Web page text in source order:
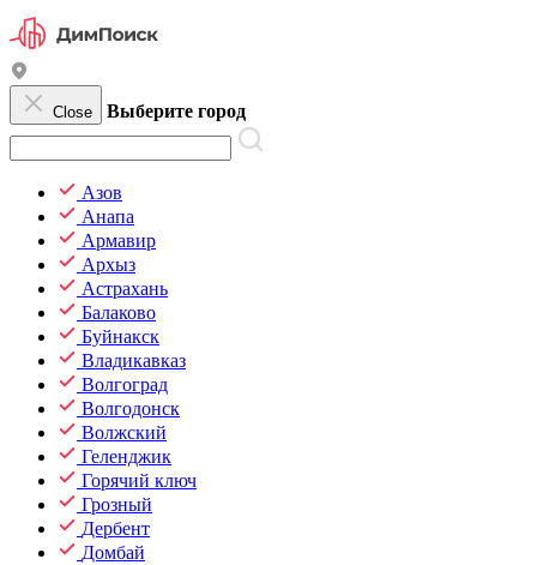
Close Выберите город
Азов
Анапа
Армавир
Архыз
Астрахань
Балаково
Буйнакск
Владикавказ
Волгоград
Волгодонск
Волжский
Геленджик
Горячий ключ
Грозный
Дербент
Домбай